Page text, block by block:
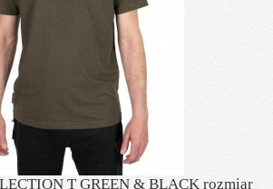
T GREEN & BLACK rozmiar